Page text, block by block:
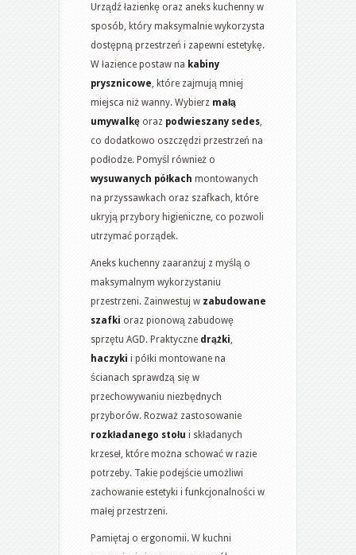
Urządź łazienkę oraz aneks kuchenny w
sposób, który maksymalnie wykorzysta
dostępną przestrzeń i zapewni estetykę.
W łazience postaw na kabiny
prysznicowe, które zajmują mniej
miejsca niż wanny. Wybierz małą
umywalkę oraz podwieszany sedes,
co dodatkowo oszczędzi przestrzeń na
podłodze. Pomyśl również o
wysuwanych półkach montowanych
na przyssawkach oraz szafkach, które
ukryją przybory higieniczne, co pozwoli
utrzymać porządek.
Aneks kuchenny zaaranżuj z myślą o
maksymalnym wykorzystaniu
przestrzeni. Zainwestuj w zabudowane
szafki oraz pionową zabudowę
sprzętu AGD. Praktyczne drążki,
haczyki i półki montowane na
ścianach sprawdzą się w
przechowywaniu niezbędnych
przyborów. Rozważ zastosowanie
rozkładanego stołu i składanych
krzeseł, które można schować w razie
potrzeby. Takie podejście umożliwi
zachowanie estetyki i funkcjonalności w
małej przestrzeni.
Pamiętaj o ergonomii. W kuchni